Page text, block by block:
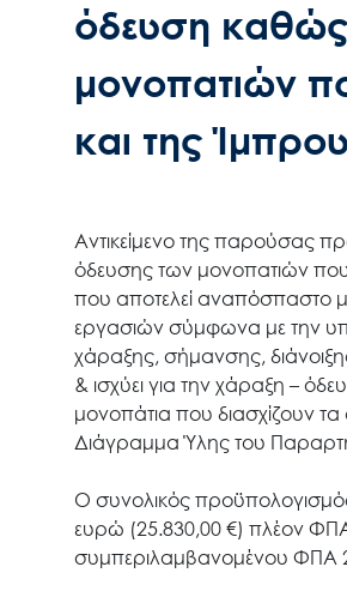
όδευση
μονοπατιών
και της Ίμπρου
Αντικείμενο της παρούσας
όδευσης των μονοπατιών
που αποτελεί αναπόσπαστο
εργασιών σύμφωνα με την
χάραξης, σήμανσης,
& ισχύει για την χάραξη –
μονοπάτια που διασχίζουν
Διάγραμμα Ύλης του
Ο συνολικός
ευρώ (25.830,00 €) πλέον ΦΠΑ,
συμπεριλαμβανομένου ΦΠΑ